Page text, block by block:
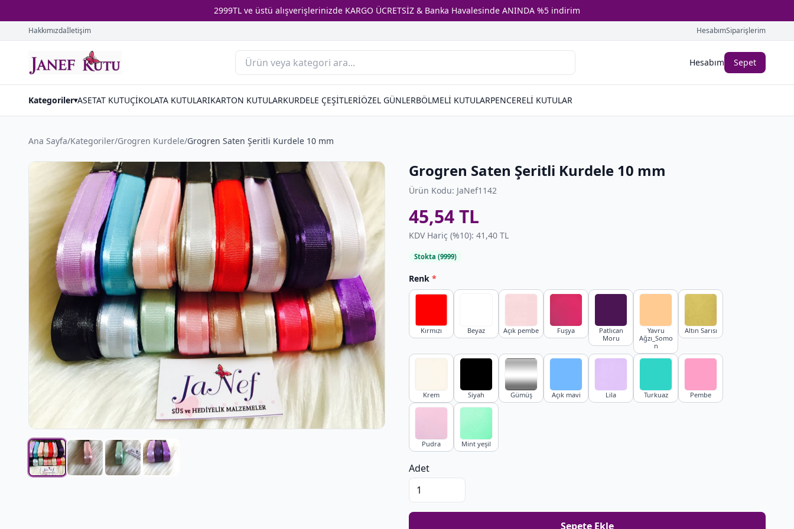
2999TL ve üstü alışverişlerinizde KARGO ÜCRETSİZ & Banka Havalesinde ANINDA %5 indirim
Hakkımızdaİletişim HesabımSiparişlerim
Hesabım Sepet
Kategoriler▾ASETAT KUTUÇİKOLATA KUTULARIKARTON KUTULARKURDELE ÇEŞİTLERİÖZEL GÜNLERBÖLMELİ KUTULARPENCERELİ KUTULAR
Ana Sayfa/Kategoriler/Grogren Kurdele/Grogren Saten Şeritli Kurdele 10 mm
Grogren Saten Şeritli Kurdele 10 mm
Ürün Kodu: JaNef1142
45,54 TL
KDV Hariç (%10): 41,40 TL
Stokta (9999)
Renk *
Kırmızı Beyaz Açık pembe Fuşya
Patlıcan
Moru
Yavru
Ağzı_Somo
n
Altın Sarısı
Krem Siyah Gümüş Açık mavi Lila Turkuaz Pembe
Pudra Mint yeşil
Adet
Sepete Ekle